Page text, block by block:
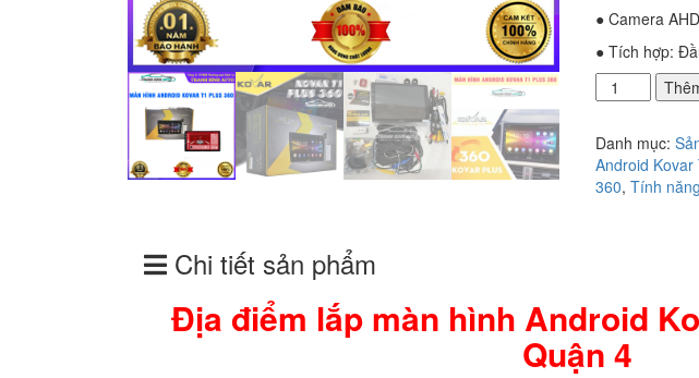
● Camera
● Tích hợp:
Địa
điểm
màn
hình
Android
Quận
số
Danh mục:
Android Kovar
360, Tính
Chi tiết sản phẩm
Địa điểm lắp màn hình Android
Quận 4